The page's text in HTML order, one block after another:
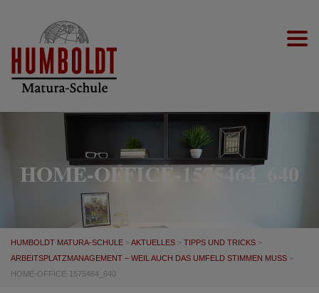
HOME-OFFICE-1575464_640
HUMBOLDT MATURA-SCHULE >AKTUELLES > TIPPS UND TRICKS >
ARBEITSPLATZMANAGEMENT – WEIL AUCH DAS UMFELD STIMMEN MUSS >
HOME-OFFICE-1575464_640